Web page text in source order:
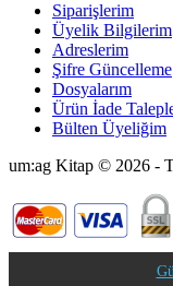
Siparişlerim
Üyelik Bilgilerim
Adreslerim
Şifre Güncelleme
Dosyalarım
Ürün İade
Bülten Üyeliğim
um:ag Kitap © 2026 -